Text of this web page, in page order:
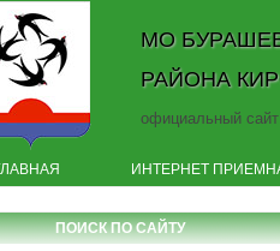
МО
РАЙОНА
официальный сайт
ИНТЕРНЕТ
ПОИСК ПО САЙТУ